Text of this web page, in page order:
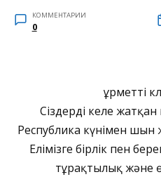
КОММЕНТАРИИ
0
Құрметті
Сіздерді келе жатқан
Республика күнімен
Елімізге бірлік пен
тұрақтылық және